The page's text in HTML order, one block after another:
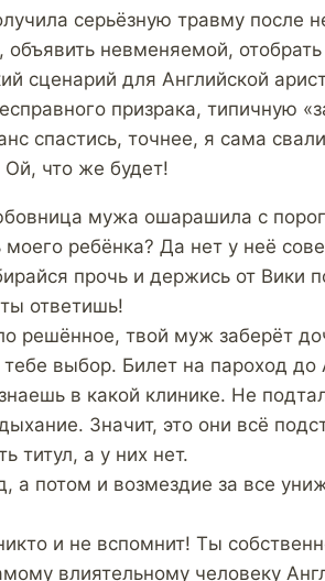
серьёзную травму после
невменяемой,
сценарий для Английской
призрака, типичную
спастись, точнее, я сама
Ой, что же будет!
мужа ошарашила с
моего ребёнка? Да нет у неё
прочь и держись от Вики
ответишь!
решённое, твой муж заберёт
выбор. Билет на пароход
в какой клинике. Не
Значит, это они всё
титул, а у них нет.
потом и возмездие за все
и не вспомнит! Ты
влиятельному человеку